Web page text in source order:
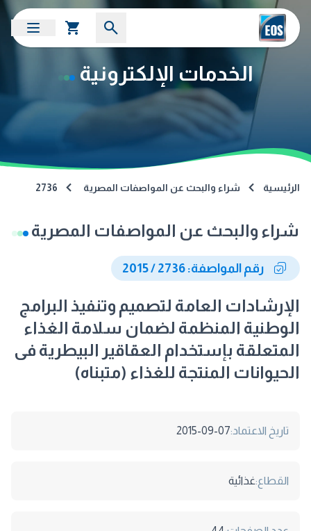
الخدمات الإلكترونية
الرئيسية شراء والبحث عن المواصفات المصرية 2736
شراء والبحث عن المواصفات المصرية
رقم المواصفة: 2736 / 2015
الإرشادات العامة لتصميم وتنفيذ البرامج
الوطنية المنظمة لضمان سلامة الغذاء
المتعلقة بإستخدام العقاقير البيطرية فى
الحيوانات المنتجة للغذاء (متبناه)
تاريخ الاعتماد:2015-09-07
القطاع:غذائية